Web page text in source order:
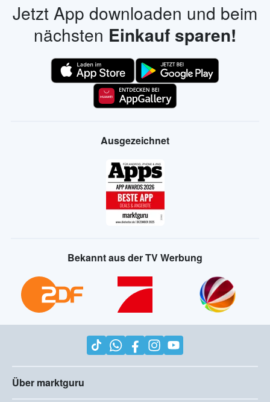
Jetzt App downloaden und beim
nächsten Einkauf sparen!
Ausgezeichnet
Bekannt aus der TV Werbung
Über marktguru